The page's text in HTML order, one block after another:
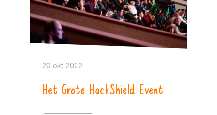
20 okt 2022
Het Grote HackShield Event